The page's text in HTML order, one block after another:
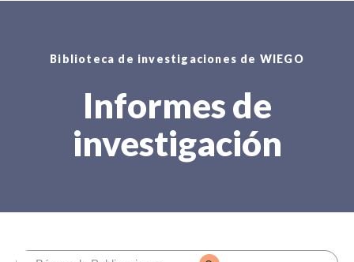
Biblioteca de investigaciones de WIEGO
Informes de
investigación